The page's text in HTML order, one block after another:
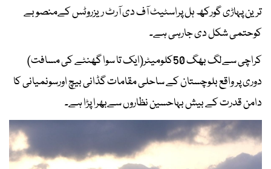
ترین پہاڑی گورکھ ہل پراسٹیٹ آف دی آرٹ ریزروٹس کےمنصوبے
کوحتمی شکل دی جارہی ہے۔
کراچی سےلگ بھگ 50کلومیٹر(ایک تا سوا گھنٹے کی مسافت)
دوری پر واقع بلوچستان کے ساحلی مقامات گڈانی بیچ اورسونمیانی کا
دامن قدرت کے بیش بہاحسین نظاروں سےبھرا پڑا ہے۔